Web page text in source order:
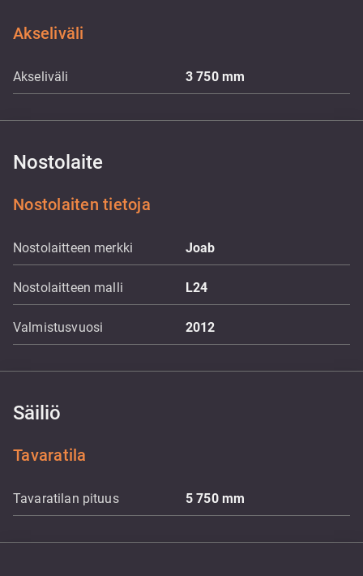
Akseliväli
Akseliväli 3 750 mm
Nostolaite
Nostolaiten tietoja
Nostolaitteen merkki Joab
Nostolaitteen malli L24
Valmistusvuosi 2012
Säiliö
Tavaratila
Tavaratilan pituus 5 750 mm